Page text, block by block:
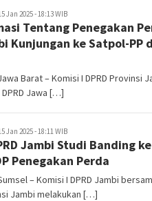
Jan 2025 - 18:13 WIB
Tentang Penegakan
Kunjungan ke Satpol-PP
Barat – Komisi I DPRD Provinsi
Jawa […]
Jan 2025 - 18:11 WIB
Jambi Studi Banding
Penegakan Perda
– Komisi I DPRD Jambi
Jambi melakukan […]